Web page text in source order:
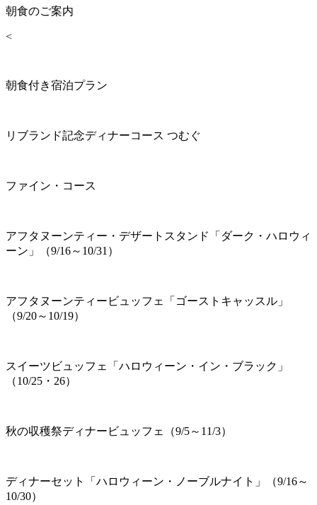
朝食のご案内
<
朝食付き宿泊プラン
リブランド記念ディナーコース つむぐ
ファイン・コース
アフタヌーンティー・デザートスタンド「ダーク・ハロウィ
ーン」（9/16～10/31）
アフタヌーンティービュッフェ「ゴーストキャッスル」
（9/20～10/19）
スイーツビュッフェ「ハロウィーン・イン・ブラック」
（10/25・26）
秋の収穫祭ディナービュッフェ（9/5～11/3）
ディナーセット「ハロウィーン・ノーブルナイト」（9/16～
10/30）